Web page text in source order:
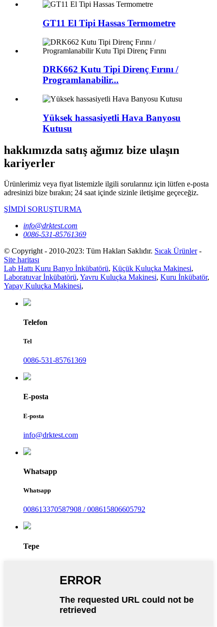
GT11 El Tipi Hassas Termometre
DRK662 Kutu Tipi Direnç Fırını /
Programlanabilir...
Yüksek hassasiyetli Hava Banyosu
Kutusu
hakkımızda satış ağımız bize ulaşın
kariyerler
Ürünlerimiz veya fiyat listemizle ilgili sorularınız için lütfen e-posta
adresinizi bize bırakın; 24 saat içinde sizinle iletişime geçeceğiz.
ŞİMDİ SORUŞTURMA
info@drktest.com
0086-531-85761369
© Copyright - 2010-2023: Tüm Hakları Saklıdır. Sıcak Ürünler-
Site haritası
Lab Hattı Kuru Banyo İnkübatörü, Küçük Kuluçka Makinesi,
Laboratuvar İnkübatörü, Yavru Kuluçka Makinesi, Kuru İnkübatör,
Yapay Kuluçka Makinesi,
Telefon
Tel
0086-531-85761369
E-posta
E-posta
info@drktest.com
Whatsapp
Whatsapp
008613370587908 / 008615806605792
Tepe